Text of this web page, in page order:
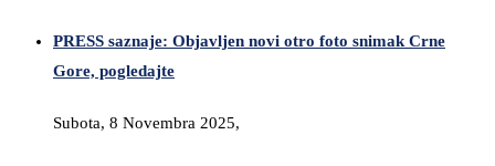
PRESS saznaje: Objavljen novi otro foto snimak Crne
Gore, pogledajte
Subota, 8 Novembra 2025,